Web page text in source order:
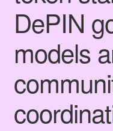
My Account
Terms & Conditions
Tienda
DePIN
models